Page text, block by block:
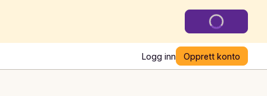
Logg inn Opprett konto